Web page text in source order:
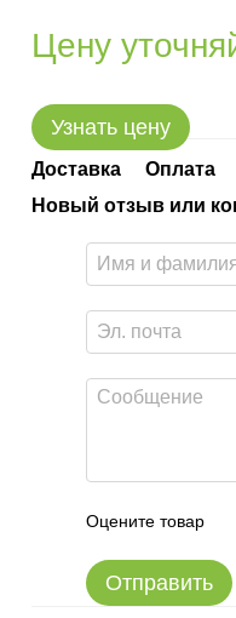
Цену
Узнать цену
Доставка
Оплата
Новый отзыв или
Оцените товар
Отправить